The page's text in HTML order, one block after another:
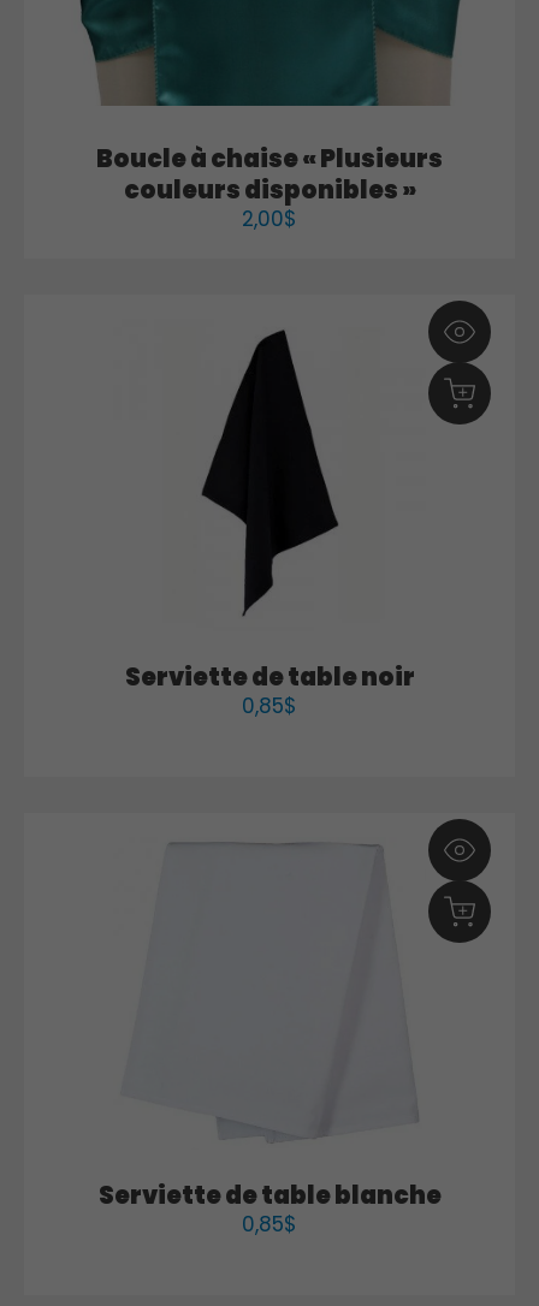
Boucle à chaise « Plusieurs
couleurs disponibles »
2,00$
Serviette de table noir
0,85$
Serviette de table blanche
0,85$